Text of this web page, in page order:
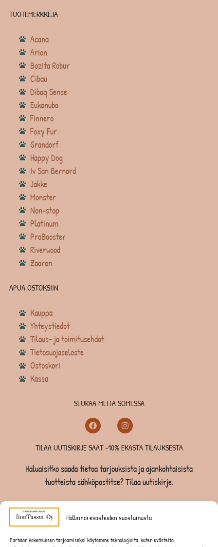
Hallinnoi evästeiden suostumusta
Parhaan kokemuksen tarjoamiseksi käytämme teknologioita, kuten evästeitä,
TUOTEMERKKEJÄ
Acana
Arion
Bozita Robur
Cibau
Dibaq Sense
Eukanuba
Finnero
Foxy Fur
Grandorf
Happy Dog
Iv San Bernard
Jakke
Monster
Non-stop
Platinum
ProBooster
Riverwood
Zaaron
APUA OSTOKSIIN
Kauppa
Yhteystiedot
Tilaus- ja toimitusehdot
Tietosuojaseloste
Ostoskori
Kassa
SEURAA MEITÄ SOMESSA
TILAA UUTISKIRJE SAAT -10% EKASTA TILAUKSESTA
Haluaisitko saada tietoa tarjouksista ja ajankohtaisista
tuotteista sähköpostitse? Tilaa uutiskirje.
TILAA UUTISKIRJE -SAAT -10% EKASTA TILAUKSESTA